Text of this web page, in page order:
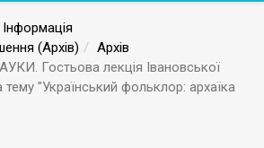
Інформація
(Архів)
Архів
Гостьова лекція Івановської
"Український фольклор: архаїка